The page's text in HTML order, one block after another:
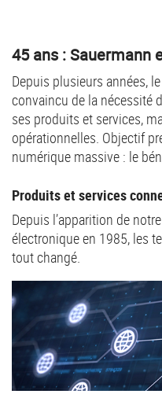
45 ans : Sauermann
Depuis plusieurs années,
convaincu de la nécessité
ses produits et services,
opérationnelles. Objectif
numérique massive : le
Produits et services
Depuis l’apparition de
électronique en 1985, les
tout changé.